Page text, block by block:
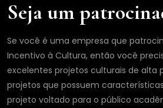
Seja um
Se você é uma empresa que
Incentivo à Cultura, então você
excelentes projetos culturais de alta
projetos que possuem
projeto voltado para o público